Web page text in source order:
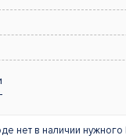
нет в наличии нужного